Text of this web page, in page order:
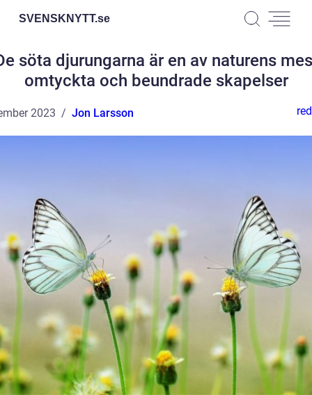
SVENSKNYTT.se
söta djurungarna är en av naturens
omtyckta och beundrade skapelser
2023 Jon Larsson